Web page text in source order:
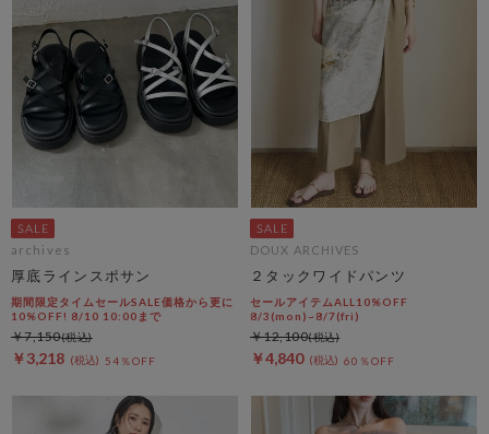
archives
厚底ラインスポサン
期間限定タイムセールSALE価格から更に
10%OFF! 8/10 10:00まで
￥3,218 54％OFF
￥7,150
DOUX ARCHIVES
２タックワイドパンツ
セールアイテムALL10%OFF
8/3(mon)~8/7(fri)
￥4,840 60％OFF
￥12,100